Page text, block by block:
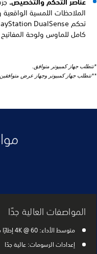
عناصر التحكم والتخصيص.
الملاحظات اللمسية الواقعية
كامل للماوس ولوحة المفاتيح
*تتطلب جهاز كمبيوتر متوافق.
**تتطلب جهاز كمبيوتر وجهاز عرض
المواصفات العالية جدًا
متوسط الأداء: 4K @ 60 إطارًا في الثانية
إعدادات الرسومات: عالية جدًا